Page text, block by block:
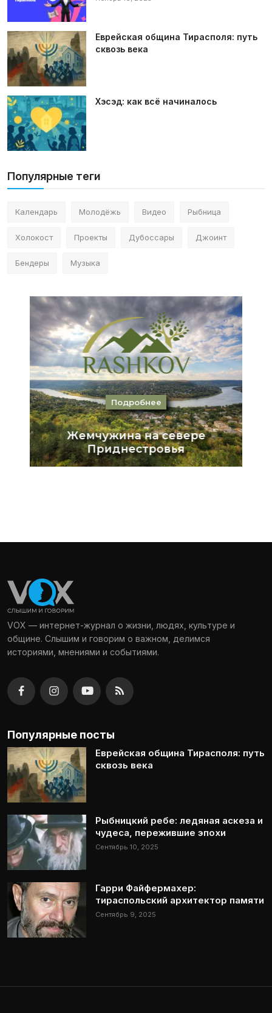
Еврейская община Тирасполя: путь
сквозь века
Хэсэд: как всё начиналось
Популярные теги
Календарь Молодёжь Видео Рыбница
Холокост Проекты Дубоссары Джоинт
Бендеры Музыка
VOX — интернет-журнал о жизни, людях, культуре и
общине. Слышим и говорим о важном, делимся
историями, мнениями и событиями.
Популярные посты
Еврейская община Тирасполя: путь
сквозь века
Рыбницкий ребе: ледяная аскеза и
чудеса, пережившие эпохи
Сентябрь 10, 2025
Гарри Файфермахер:
тираспольский архитектор памяти
Сентябрь 9, 2025